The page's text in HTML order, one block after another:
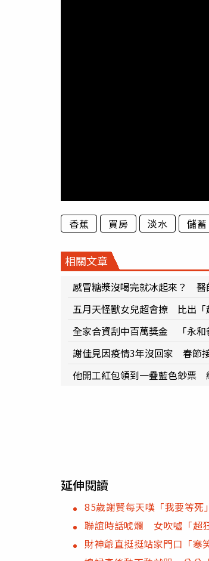
香蕉 買房 淡水 儲蓄
相關文章
感冒糖漿沒喝完就冰起來？ 醫
五月天怪獸女兒超會撩 比出「
全家合資刮中百萬獎金 「永和
謝佳見因疫情3年沒回家 春節
他開工紅包領到一疊藍色鈔票
延伸閱讀
85歲謝賢每天嘆「我要等
聯誼時話唬爛 女吹噓「超
財神爺直挺挺站家門口「